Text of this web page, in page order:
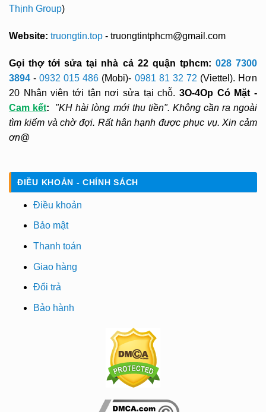
Thịnh Group)
Website: truongtin.top - truongtintphcm@gmail.com
Gọi thợ tới sửa tại nhà cả 22 quận tphcm: 028 7300
3894-0932 015 486 (Mobi)- 0981 81 32 72 (Viettel). Hơn
20 Nhân viên tới tận nơi sửa tại chỗ. 3O-4Op Có Mặt -
Cam kết:
"KH hài lòng mới thu tiền". Không cần ra ngoài
tìm kiếm và chờ đợi. Rất hân hạnh được phục vụ. Xin cảm
ơn@
ĐIỀU KHOẢN - CHÍNH SÁCH
Điều khoản
Bảo mật
Thanh toán
Giao hàng
Đổi trả
Bảo hành